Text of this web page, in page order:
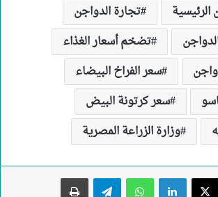
تجارة الدواجن
تضخم أسعار الغذاء
سعر الفراخ البيضاء
سعر كرتونة البيض
وزارة الزراعة المصرية
لينكدإن واتساب تيلقرام طباعة